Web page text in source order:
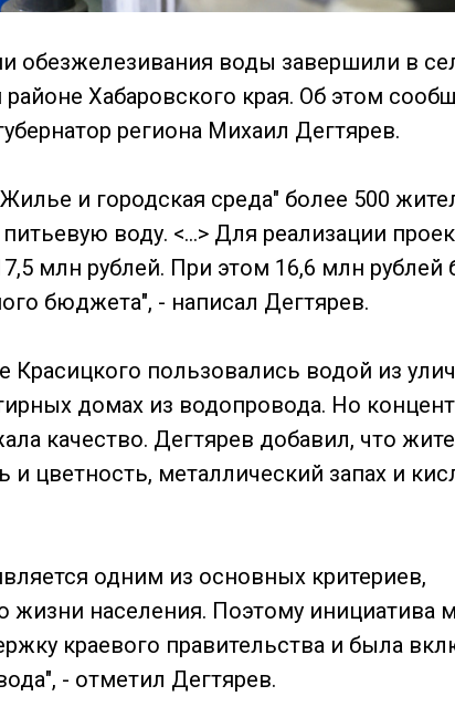
обезжелезивания воды завершили в
Хабаровского края. Об этом
региона Михаил Дегтярев.
и городская среда" более 500
воду. <...> Для реализации
млн рублей. При этом 16,6 млн рублей
бюджета", - написал Дегтярев.
Красицкого пользовались водой из
домах из водопровода. Но
качество. Дегтярев добавил, что
и цветность, металлический запах и
одним из основных критериев,
жизни населения. Поэтому инициатива
краевого правительства и была
- отметил Дегтярев.